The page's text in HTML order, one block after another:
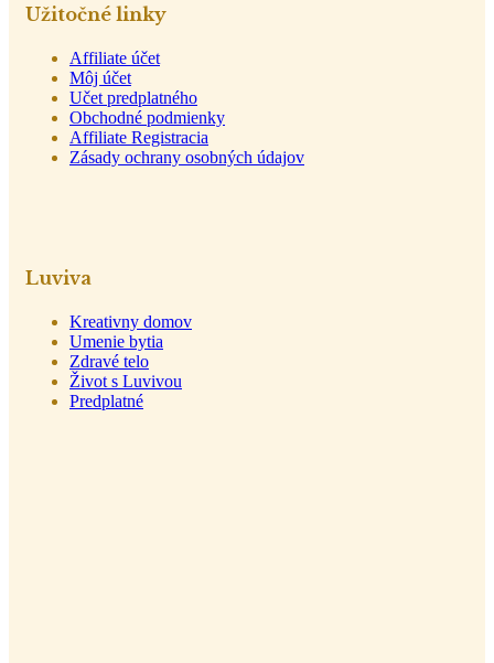
Užitočné linky
Affiliate účet
Môj účet
Učet predplatného
Obchodné podmienky
Affiliate Registracia
Zásady ochrany osobných údajov
Luviva
Kreativny domov
Umenie bytia
Zdravé telo
Život s Luvivou
Predplatné